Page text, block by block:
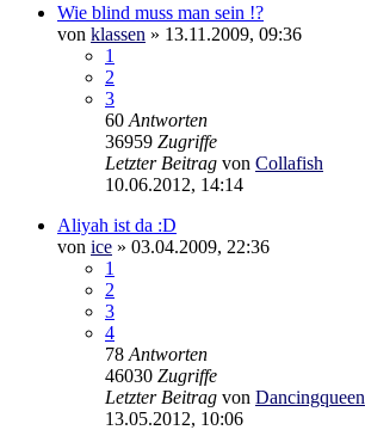
Wie blind muss man sein !?
von klassen » 13.11.2009, 09:36
1
2
3
60 Antworten
36959 Zugriffe
Letzter Beitrag von Collafish
10.06.2012, 14:14
Aliyah ist da :D
von ice » 03.04.2009, 22:36
1
2
3
4
78 Antworten
46030 Zugriffe
Letzter Beitrag von Dancingqueen
13.05.2012, 10:06